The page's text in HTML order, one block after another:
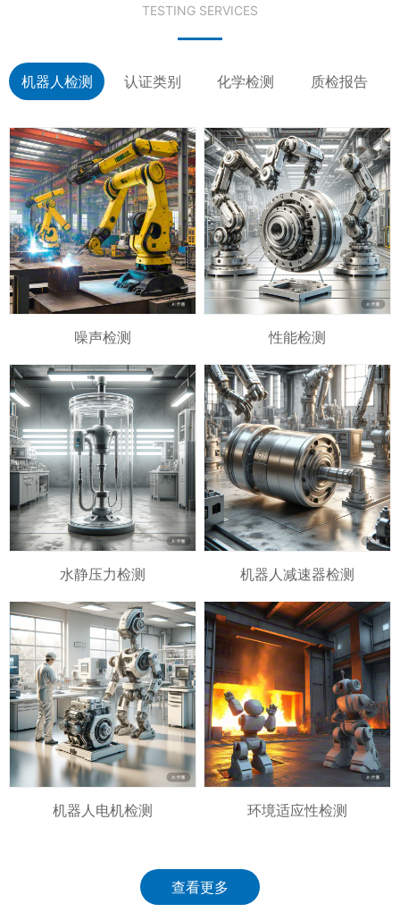
TESTING SERVICES
机器人检测 认证类别 化学检测 质检报告
噪声检测 性能检测
水静压力检测 机器人减速器检测
机器人电机检测 环境适应性检测
查看更多